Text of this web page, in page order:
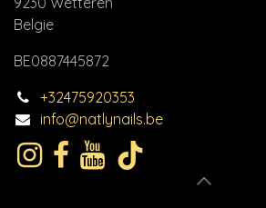
Belgie
BE0887445872
+32475920353
info@natlynails.be